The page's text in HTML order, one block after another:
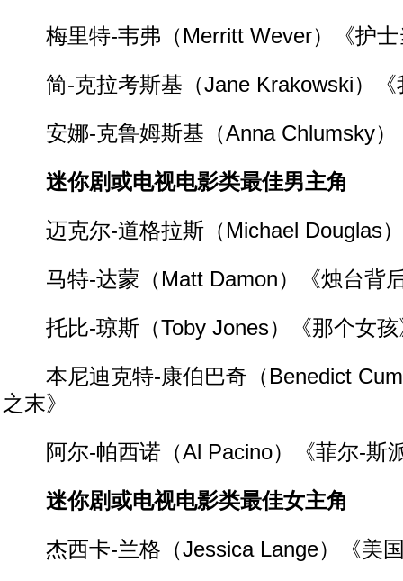
梅里特-韦弗（Merritt Wever）《护士
简-克拉考斯基（Jane Krakowski）《
安娜-克鲁姆斯基（Anna Chlumsky）
迷你剧或电视电影类最佳男主角
迈克尔-道格拉斯（Michael Douglas
马特-达蒙（Matt Damon）《烛台背
托比-琼斯（Toby Jones）《那个女孩
本尼迪克特-康伯巴奇（Benedict
之末》
阿尔-帕西诺（Al Pacino）《菲尔-斯
迷你剧或电视电影类最佳女主角
杰西卡-兰格（Jessica Lange）《美